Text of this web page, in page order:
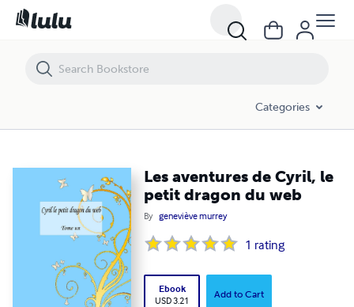
Categories
Les aventures de Cyril, le
petit dragon du web
By geneviève murrey
1 rating
Ebook
USD 3.21
Add to Cart
Les aventures de Cyril, le petit dragon du web